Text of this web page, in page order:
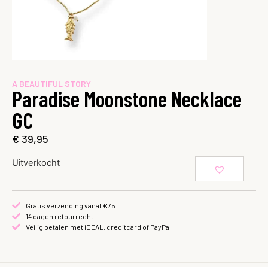
A BEAUTIFUL STORY
Paradise Moonstone Necklace
GC
€ 39,95
Uitverkocht
Gratis verzending vanaf €75
14 dagen retourrecht
Veilig betalen met iDEAL, creditcard of PayPal